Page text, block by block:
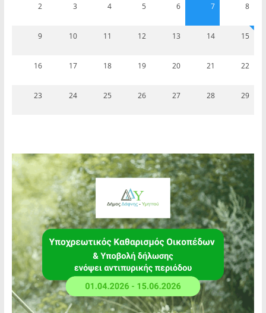
2 3 4 5 6 7 8
9 10 11 12 13 14 15
16 17 18 19 20 21 22
23 24 25 26 27 28 29